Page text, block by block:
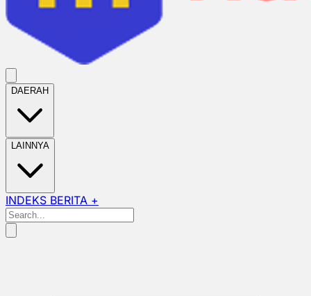
DAERAH
LAINNYA
INDEKS BERITA +